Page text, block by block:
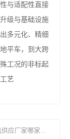
与适配性直接
级与基础设施
多元化、精细
平车，到大跨
工况的非标起
艺
碑三维测评及选型攻略